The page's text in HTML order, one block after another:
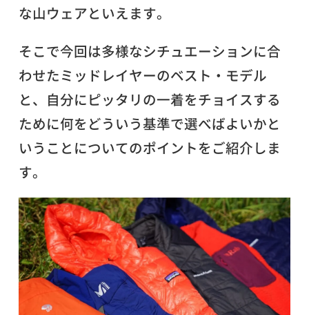
な山ウェアといえます。
そこで今回は多様なシチュエーションに合
わせたミッドレイヤーのベスト・モデル
と、自分にピッタリの一着をチョイスする
ために何をどういう基準で選べばよいかと
いうことについてのポイントをご紹介しま
す。